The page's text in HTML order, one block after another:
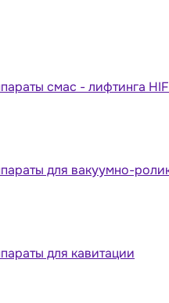
cмас - лифтинга
для вакуумно-
для кавитации